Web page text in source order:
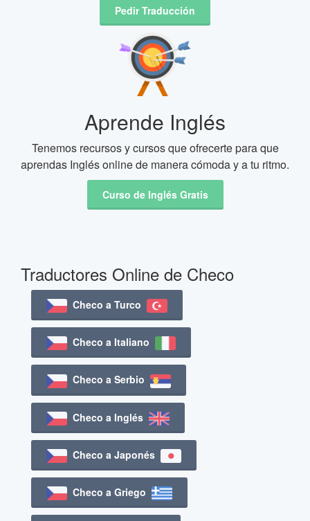
Pedir Traducción
Aprende Inglés
Tenemos recursos y cursos que ofrecerte para que
aprendas Inglés online de manera cómoda y a tu ritmo.
Curso de Inglés Gratis
Traductores Online de Checo
Checo a Turco
Checo a Italiano
Checo a Serbio
Checo a Inglés
Checo a Japonés
Checo a Griego